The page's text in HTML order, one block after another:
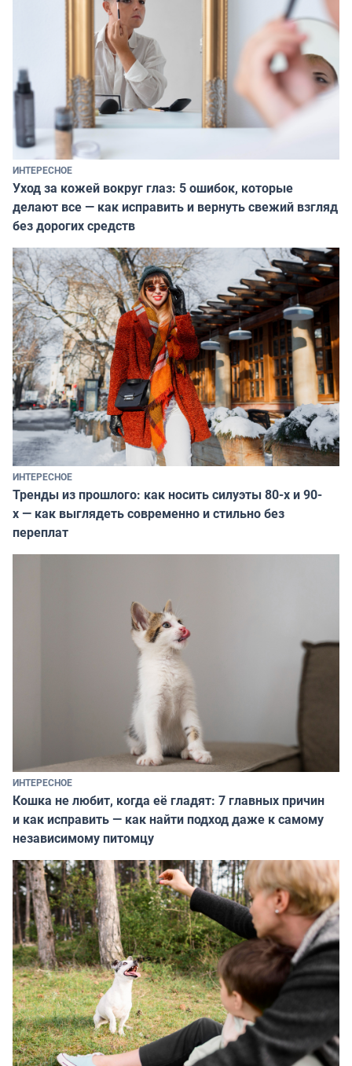
ИНТЕРЕСНОЕ
Уход за кожей вокруг глаз: 5 ошибок, которые
делают все — как исправить и вернуть свежий взгляд
без дорогих средств
ИНТЕРЕСНОЕ
Тренды из прошлого: как носить силуэты 80-х и 90-
х — как выглядеть современно и стильно без
переплат
ИНТЕРЕСНОЕ
Кошка не любит, когда её гладят: 7 главных причин
и как исправить — как найти подход даже к самому
независимому питомцу